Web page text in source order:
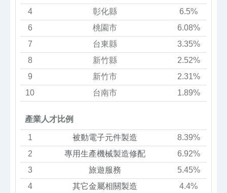
4
彰化縣
6.5%
6
桃園市
6.08%
7
台東縣
3.35%
8
新竹縣
2.52%
9
新竹市
2.31%
10
台南市 1.89%
產業人才比例
1 被動電子元件製造
8.39%
2
專用生產機械製造修配
6.92%
3
旅遊服務
5.45%
4
其它金屬相關製造 4.4%